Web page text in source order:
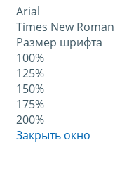
Arial
Times New Roman
Размер шрифта
100%
125%
150%
175%
200%
Закрыть окно